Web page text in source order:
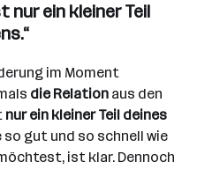
nur ein kleiner Teil
im Moment
die Relation aus den
nur ein kleiner Teil deines
so gut und so schnell wie
ist klar. Dennoch